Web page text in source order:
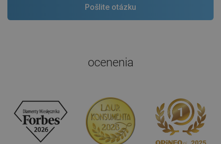
ocenenia